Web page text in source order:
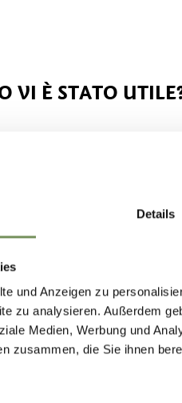
Details
und Anzeigen zu
zu analysieren. Außerdem
Medien, Werbung und
zusammen, die Sie ihnen
VI È STATO